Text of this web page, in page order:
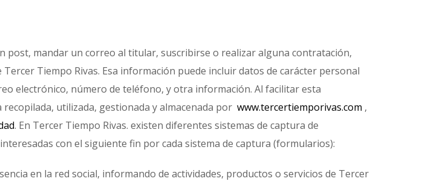
post, mandar un correo al titular, suscribirse o realizar alguna contratación,
Tiempo Rivas. Esa información puede incluir datos de carácter personal
electrónico, número de teléfono, y otra información. Al facilitar esta
utilizada, gestionada y almacenada por www.tercertiemporivas.com ,
. En Tercer Tiempo Rivas. existen diferentes sistemas de captura de
con el siguiente fin por cada sistema de captura (formularios):
en la red social, informando de actividades, productos o servicios de Tercer